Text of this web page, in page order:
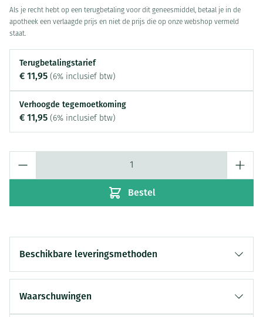
Als je recht hebt op een terugbetaling voor dit geneesmiddel, betaal je in de
apotheek een verlaagde prijs en niet de prijs die op onze webshop vermeld
staat.
Terugbetalingstarief
€ 11,95 (6% inclusief btw)
Verhoogde tegemoetkoming
€ 11,95 (6% inclusief btw)
Bestel
Beschikbare leveringsmethoden
Waarschuwingen